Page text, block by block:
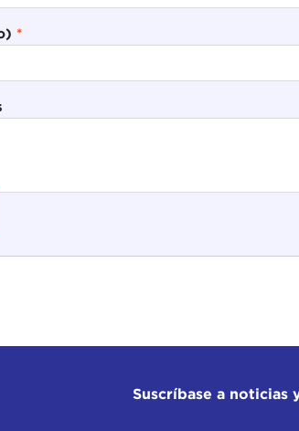
*
Suscríbase a noticias